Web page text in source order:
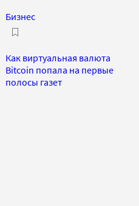
Бизнес
Как виртуальная валюта
Bitcoin попала на первые
полосы газет